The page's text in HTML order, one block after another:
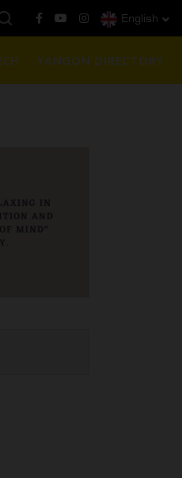
ာင်စလျှင် ) English
YANGON DIRECTORY